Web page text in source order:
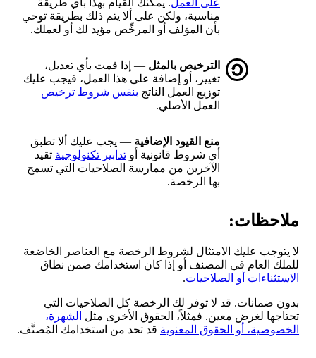
على العمل. يمكنك القيام بهذا بأي طريقة
مناسبة، ولكن على ألا يتم ذلك بطريقة توحي
بأن المؤلف أو المرخِّص مؤيد لك أو لعملك.
الترخيص بالمثل — إذا قمت بأي تعديل،
تغيير، أو إضافة على هذا العمل، فيجب عليك
توزيع العمل الناتج بنفس شروط ترخيص
العمل الأصلي.
منع القيود الإضافية — يجب عليك ألا تطبق
أي شروط قانونية أو تدابير تكنولوجية تقيد
الآخرين من ممارسة الصلاحيات التي تسمح
بها الرخصة.
ملاحظات:
لا يتوجب عليك الامتثال لشروط الرخصة مع العناصر الخاضعة
للملك العام في المصنف أو إذا كان استخدامك ضمن نطاق
الاستثناءات أو الصلاحيات.
بدون ضمانات. قد لا توفر لك الرخصة كل الصلاحيات التي
تحتاجها لغرض معين. فمثلاً، الحقوق الأخرى مثل الشهرة،
الخصوصية، أو الحقوق المعنوية قد تحد من استخدامك المُصنَّف.